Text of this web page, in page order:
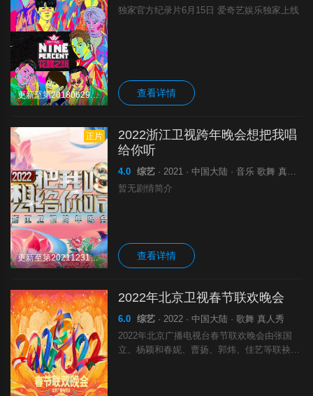
更新至第20180629期完结
独家官方纪录片6月15日 爱奇艺娱乐独家上线
查看详情
正片
更新至第20211231期完结
2022浙江卫视跨年晚会想把我唱
给你听
4.0 综艺 · 2021 · 中国大陆 · 音乐 歌舞 真人秀
暂无剧情简介
查看详情
2022年北京卫视春节联欢晚会
6.0 综艺 · 2022 · 中国大陆 · 歌舞 真人秀
2022年北京广播电视台春节联欢晚会由张国
立、杨颖和春妮、曹扬、郭炜、佳艺等联袂主